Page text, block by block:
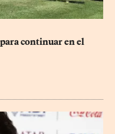
continuar en el